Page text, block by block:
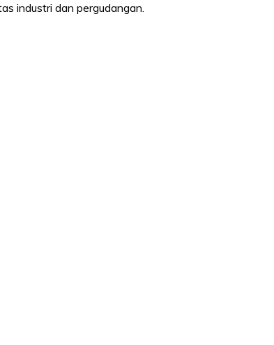
industri dan pergudangan.